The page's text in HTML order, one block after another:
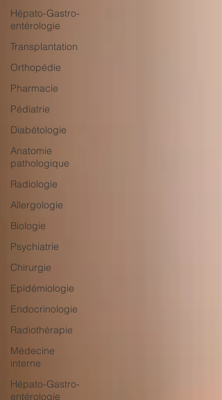
Hépato-Gastro-
entérologie
Transplantation
Orthopédie
Pharmacie
Pédiatrie
Diabétologie
Anatomie
pathologique
Radiologie
Allergologie
Biologie
Psychiatrie
Chirurgie
Epidémiologie
Endocrinologie
Radiothérapie
Médecine
interne
Hépato-Gastro-
entérologie